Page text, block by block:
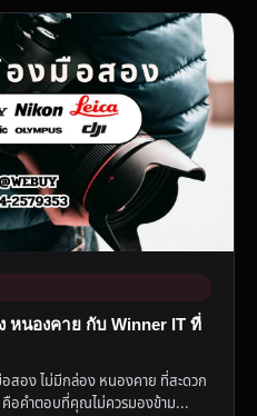
หนองคาย กับ Winner IT ที่
สอง ไม่มีกล่อง หนองคาย ที่สะดวก
คือคำตอบที่คุณไม่ควรมองข้าม...